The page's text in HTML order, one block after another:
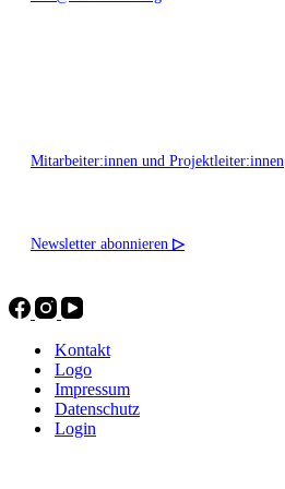
Mitarbeiter:innen und Projektleiter:innen
Newsletter abonnieren ▷
Kontakt
Logo
Impressum
Datenschutz
Login